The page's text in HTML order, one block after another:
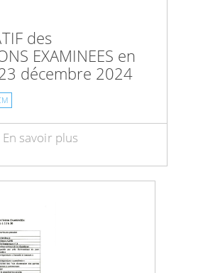
des
EXAMINEES en
décembre 2024
En savoir plus